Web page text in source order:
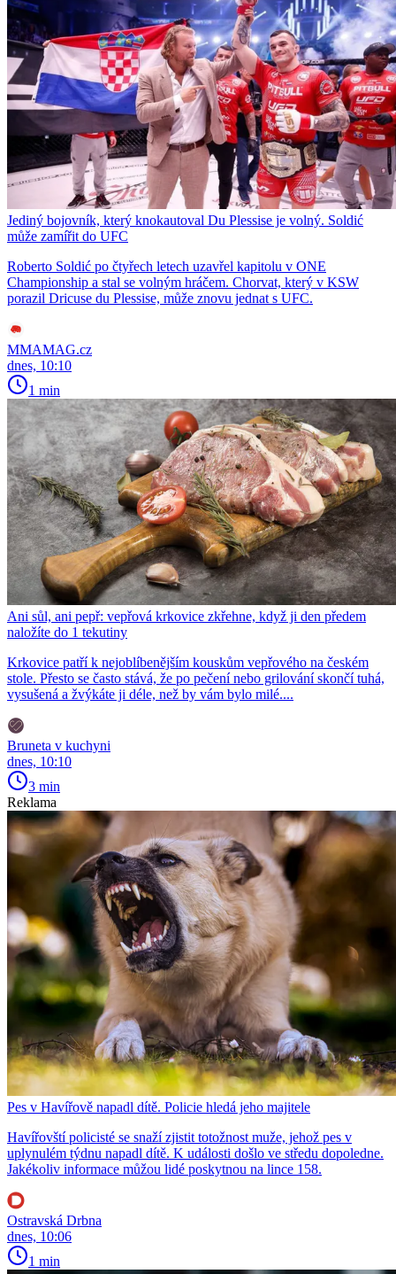
Jediný bojovník, který knokautoval Du Plessise je volný. Soldić
může zamířit do UFC
Roberto Soldić po čtyřech letech uzavřel kapitolu v ONE
Championship a stal se volným hráčem. Chorvat, který v KSW
porazil Dricuse du Plessise, může znovu jednat s UFC.
MMAMAG.cz
dnes, 10:10
1 min
Ani sůl, ani pepř: vepřová krkovice zkřehne, když ji den předem
naložíte do 1 tekutiny
Krkovice patří k nejoblíbenějším kouskům vepřového na českém
stole. Přesto se často stává, že po pečení nebo grilování skončí tuhá,
vysušená a žvýkáte ji déle, než by vám bylo milé....
Bruneta v kuchyni
dnes, 10:10
3 min
Reklama
Pes v Havířově napadl dítě. Policie hledá jeho majitele
Havířovští policisté se snaží zjistit totožnost muže, jehož pes v
uplynulém týdnu napadl dítě. K události došlo ve středu dopoledne.
Jakékoliv informace můžou lidé poskytnou na lince 158.
Ostravská Drbna
dnes, 10:06
1 min